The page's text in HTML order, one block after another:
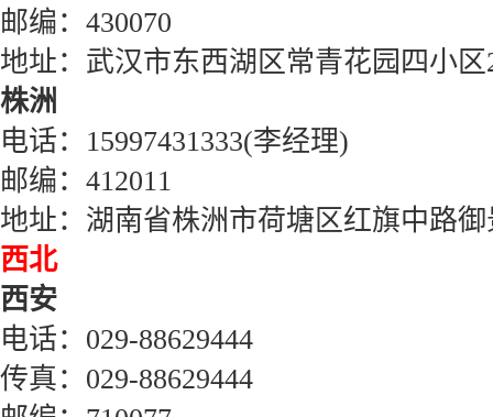
邮编： 430070
地址：武汉市东西湖区常青花园四小区
株洲
电话： 15997431333(李经理)
邮编： 412011
地址：湖南省株洲市荷塘区红旗中路
西北
西安
电话： 029-88629444
传真： 029-88629444